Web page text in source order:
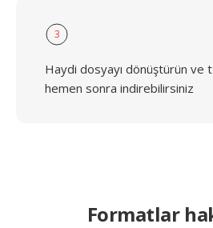
3
Haydi dosyayı dönüştürün ve
hemen sonra indirebilirsiniz
Formatlar